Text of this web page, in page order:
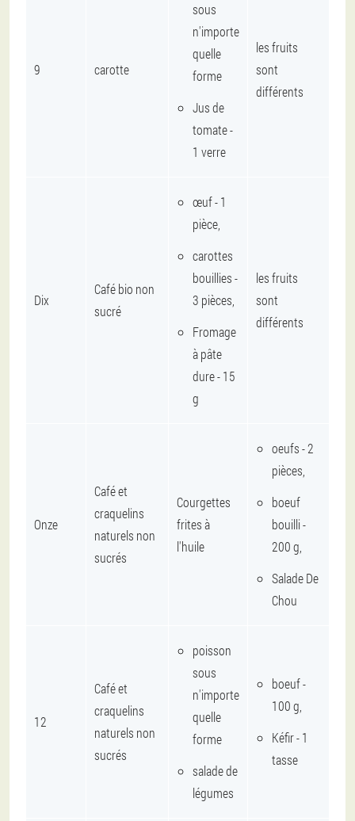
9 carotte
sous
n'importe
quelle
forme
Jus de
tomate -
1 verre
les fruits
sont
différents
Dix
Café bio non
sucré
œuf - 1
pièce,
carottes
bouillies -
3 pièces,
Fromage
à pâte
dure - 15
g
les fruits
sont
différents
Onze
Café et
craquelins
naturels non
sucrés
Courgettes
frites à
l'huile
oeufs - 2
pièces,
boeuf
bouilli -
200 g,
Salade De
Chou
12
Café et
craquelins
naturels non
sucrés
poisson
sous
n'importe
quelle
forme
salade de
légumes
boeuf -
100 g,
Kéfir - 1
tasse